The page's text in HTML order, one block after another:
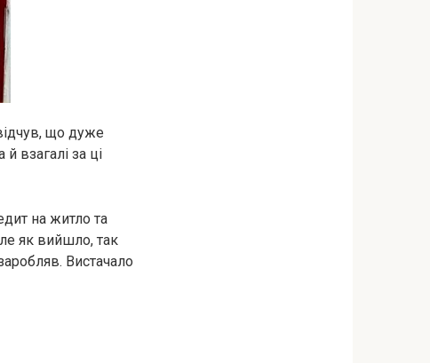
що дуже
взагалі за ці
на житло та
як вийшло, так
Вистачало